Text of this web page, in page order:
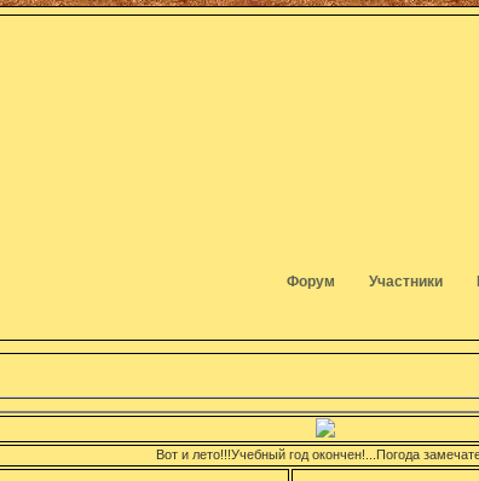
Форум Участники
Вот и лето!!!Учебный год окончен!...Погода